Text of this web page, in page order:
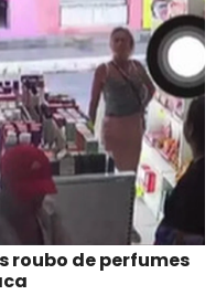
roubo de perfumes